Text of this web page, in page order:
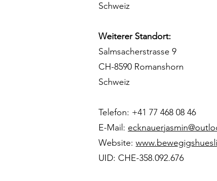
Schweiz
Weiterer Standort:
Salmsacherstrasse 9
CH-8590 Romanshorn
Schweiz
Telefon: +41 77 468 08 46
E-Mail:
Website:
UID: CHE-358.092.676